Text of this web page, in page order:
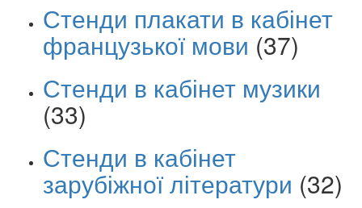
Стенди плакати в кабінет
французької мови (37)
Стенди в кабінет музики
(33)
Стенди в кабінет
зарубіжної літератури (32)